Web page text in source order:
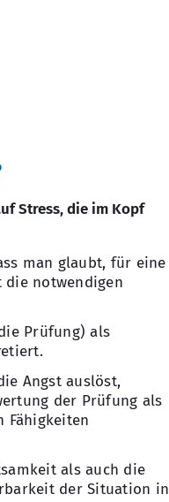
Stress, die im Kopf
man glaubt, für eine
notwendigen
Prüfung) als
Angst auslöst,
der Prüfung als
Fähigkeiten
als auch die
der Situation in